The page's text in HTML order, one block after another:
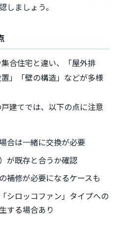
しましょう。
合住宅と違い、「屋外排
」「壁の構造」などが多様
建てでは、以下の点に注意
合は一緒に交換が必要
が既存と合うか確認
補修が必要になるケースも
シロッコファン」タイプへの
する場合あり